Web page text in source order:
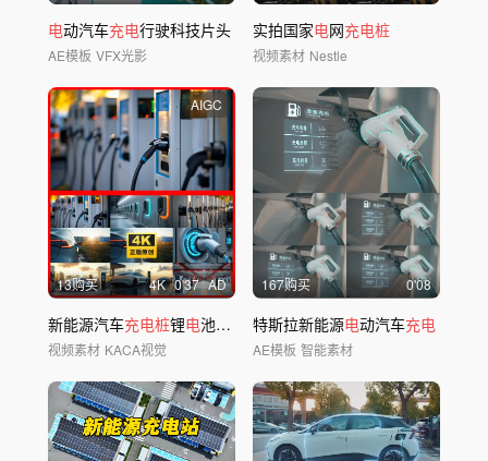
电动汽车充电行驶科技片头
AE模板 VFX光影
实拍国家电网充电桩
视频素材 Nestle
AIGC
13购买 4K 0'37 AD
新能源汽车充电桩锂电池行驶科技术AI发展
视频素材 KACA视觉
167购买 0'08
特斯拉新能源电动汽车充电
AE模板 智能素材